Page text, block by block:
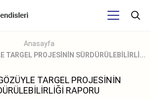
Anasayfa
TARGEL PROJESİNİN SÜRDÜRÜLEBİLİRLİ...
TARGEL PROJESİNİN
RAPORU